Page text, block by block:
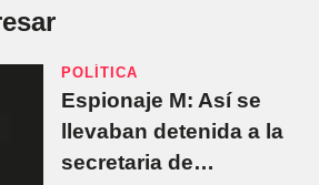
POLÍTICA
Espionaje M: Así se
llevaban detenida a la
secretaria de